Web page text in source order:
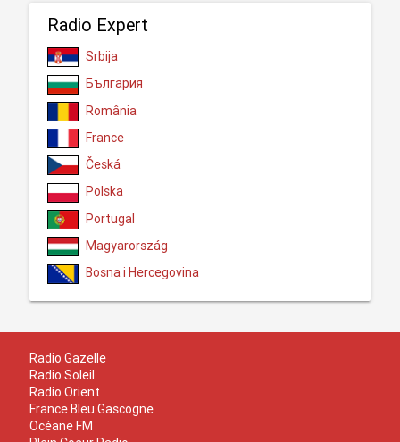
Radio Expert
Srbija
България
România
France
Česká
Polska
Portugal
Magyarország
Bosna i Hercegovina
Radio Gazelle
Radio Soleil
Radio Orient
France Bleu Gascogne
Océane FM